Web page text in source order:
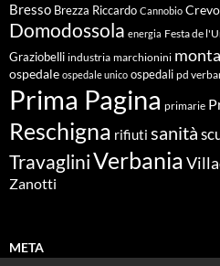
Bresso Brezza Riccardo Cannobio
Domodossola energia Festa de
Graziobelli industria marchionini
ospedale ospedale unico ospedali pd
Prima Pagina primarie
Reschigna rifiuti sanità
TravagliniVerbania
Zanotti
META